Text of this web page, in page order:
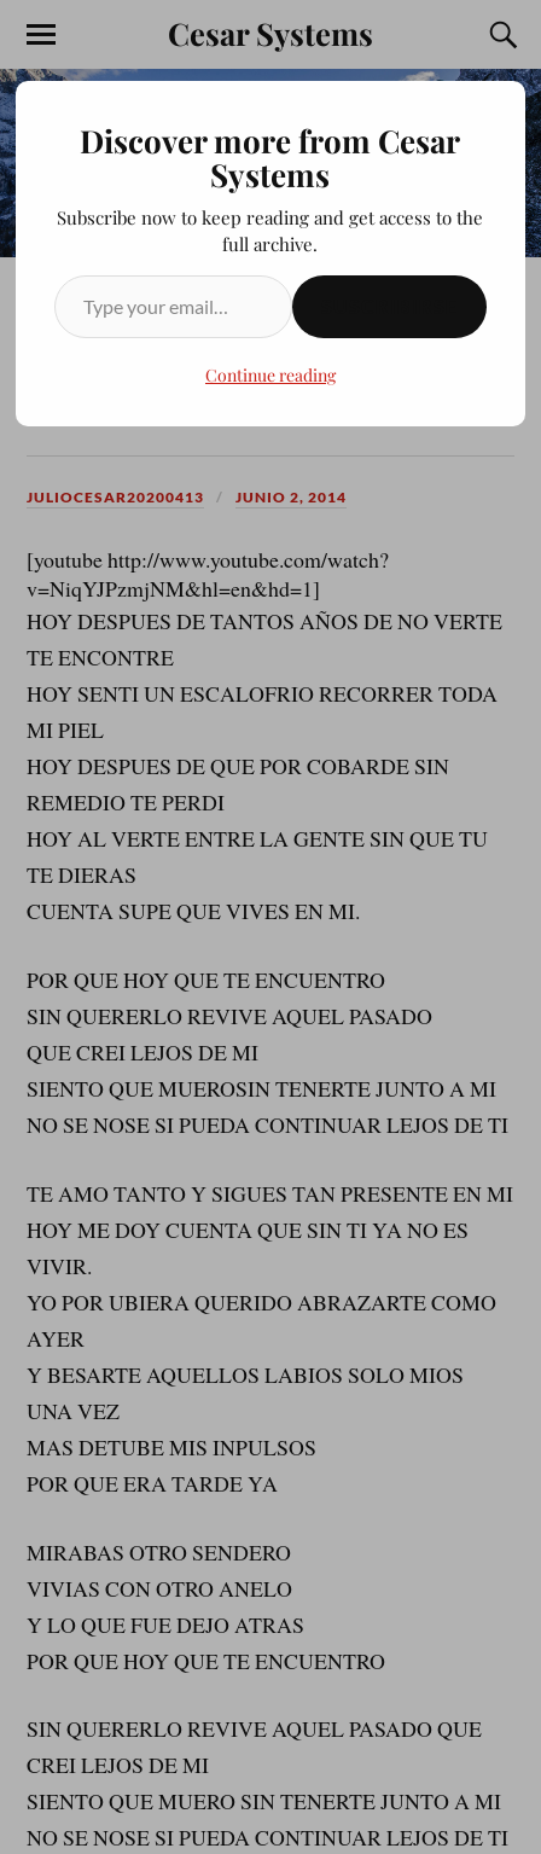
Cesar Systems
LOS CICLONES DEL
ARROYO – DESPUES DE
JULIOCESAR20200413 JUNIO 2, 2014
[youtube http://www.youtube.com/watch?
v=NiqYJPzmjNM&hl=en&hd=1]
HOY DESPUES DE TANTOS AÑOS DE NO VERTE
TE ENCONTRE
HOY SENTI UN ESCALOFRIO RECORRER TODA
MI PIEL
HOY DESPUES DE QUE POR COBARDE SIN
REMEDIO TE PERDI
HOY AL VERTE ENTRE LA GENTE SIN QUE TU
TE DIERAS
CUENTA SUPE QUE VIVES EN MI.
POR QUE HOY QUE TE ENCUENTRO
SIN QUERERLO REVIVE AQUEL PASADO
QUE CREI LEJOS DE MI
SIENTO QUE MUEROSIN TENERTE JUNTO A MI
NO SE NOSE SI PUEDA CONTINUAR LEJOS DE TI
TE AMO TANTO Y SIGUES TAN PRESENTE EN MI
HOY ME DOY CUENTA QUE SIN TI YA NO ES
VIVIR.
YO POR UBIERA QUERIDO ABRAZARTE COMO
AYER
Y BESARTE AQUELLOS LABIOS SOLO MIOS
UNA VEZ
MAS DETUBE MIS INPULSOS
POR QUE ERA TARDE YA
MIRABAS OTRO SENDERO
VIVIAS CON OTRO ANELO
Y LO QUE FUE DEJO ATRAS
POR QUE HOY QUE TE ENCUENTRO
SIN QUERERLO REVIVE AQUEL PASADO QUE
CREI LEJOS DE MI
SIENTO QUE MUERO SIN TENERTE JUNTO A MI
NO SE NOSE SI PUEDA CONTINUAR LEJOS DE TI
Discover more from Cesar
Systems
Subscribe now to keep reading and get access to the
full archive.
Continue reading